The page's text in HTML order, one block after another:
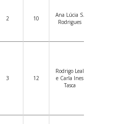
2 10
Ana Lúcia S.
Rodrigues
3 12
Rodrigo Leal
e Carla Ines
Tasca